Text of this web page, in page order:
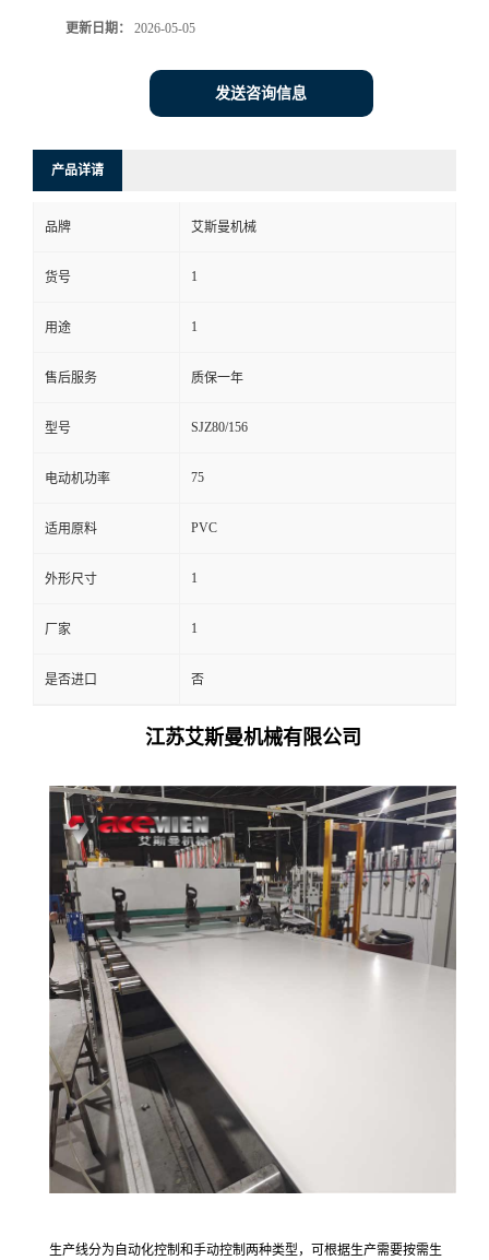
更新日期： 2026-05-05
发送咨询信息
产品详请
品牌 艾斯曼机械
货号 1
用途 1
售后服务 质保一年
型号 SJZ80/156
电动机功率 75
适用原料 PVC
外形尺寸 1
厂家 1
是否进口 否
江苏艾斯曼机械有限公司
生产线分为自动化控制和手动控制两种类型，可根据生产需要按需生